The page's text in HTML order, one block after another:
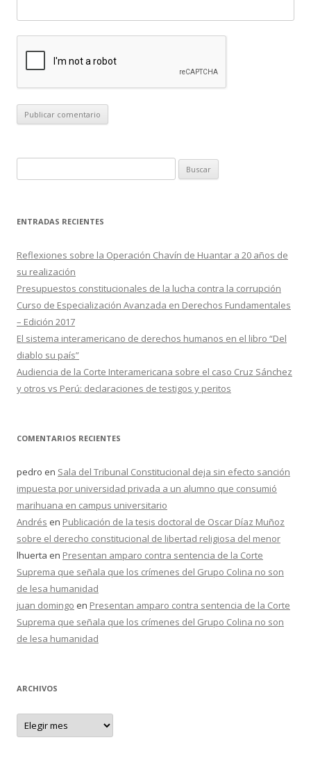
u
c
r
ENTRADAS RECIENTES
Reflexiones sobre la Operación Chavín de Huantar a 20 años de
su realización
Presupuestos constitucionales de la lucha contra la corrupción
Curso de Especialización Avanzada en Derechos Fundamentales
– Edición 2017
El sistema interamericano de derechos humanos en el libro “Del
diablo su país”
Audiencia de la Corte Interamericana sobre el caso Cruz Sánchez
y otros vs Perú: declaraciones de testigos y peritos
COMENTARIOS RECIENTES
pedro en Sala del Tribunal Constitucional deja sin efecto sanción
impuesta por universidad privada a un alumno que consumió
marihuana en campus universitario
Andrés en Publicación de la tesis doctoral de Oscar Díaz Muñoz
sobre el derecho constitucional de libertad religiosa del menor
lhuerta en Presentan amparo contra sentencia de la Corte
Suprema que señala que los crímenes del Grupo Colina no son
de lesa humanidad
juan domingo en Presentan amparo contra sentencia de la Corte
Suprema que señala que los crímenes del Grupo Colina no son
de lesa humanidad
ARCHIVOS
A
c